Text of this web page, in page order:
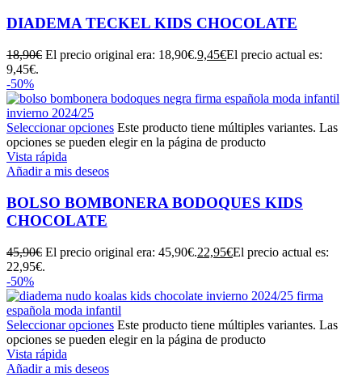
DIADEMA TECKEL KIDS CHOCOLATE
18,90€ El precio original era: 18,90€.9,45€El precio actual es:
9,45€.
-50%
Seleccionar opciones Este producto tiene múltiples variantes. Las
opciones se pueden elegir en la página de producto
Vista rápida
Añadir a mis deseos
BOLSO BOMBONERA BODOQUES KIDS
CHOCOLATE
45,90€ El precio original era: 45,90€.22,95€El precio actual es:
22,95€.
-50%
Seleccionar opciones Este producto tiene múltiples variantes. Las
opciones se pueden elegir en la página de producto
Vista rápida
Añadir a mis deseos